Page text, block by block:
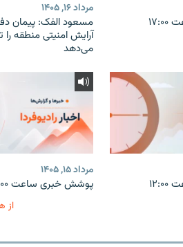
مرداد ۱۶, ۱۴۰۵
مسعود الفک: پیمان
آرایش امنیتی منطقه را
می‌دهد
مرداد ۱۵, ۱۴۰۵
پوشش خبری ساعت ۱۷:۰۰
از